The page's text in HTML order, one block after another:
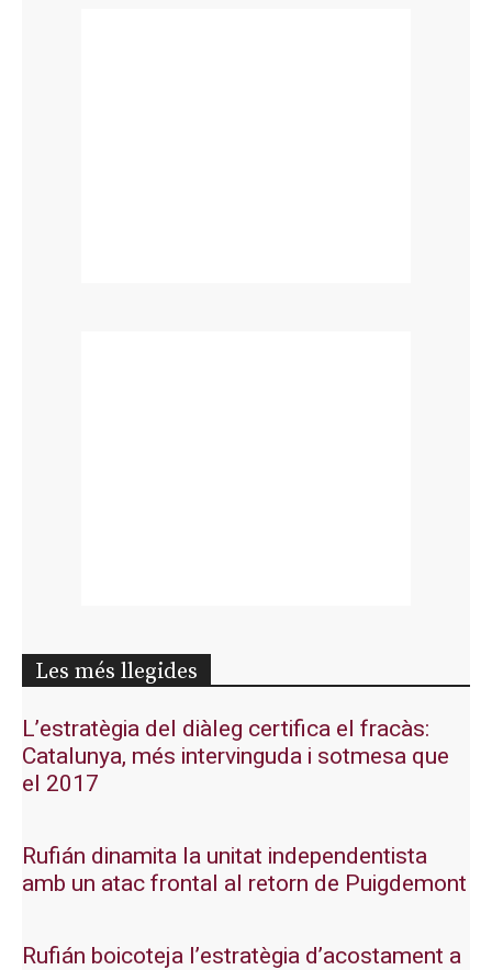
Les més llegides
L’estratègia del diàleg certifica el fracàs:
Catalunya, més intervinguda i sotmesa que
el 2017
Rufián dinamita la unitat independentista
amb un atac frontal al retorn de Puigdemont
Rufián boicoteja l’estratègia d’acostament a